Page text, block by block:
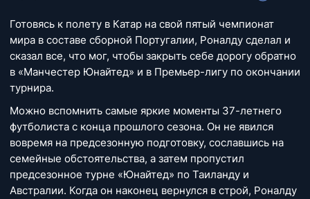
Готовясь к полету в Катар на свой пятый чемпионат
мира в составе сборной Португалии, Роналду сделал и
сказал все, что мог, чтобы закрыть себе дорогу обратно
в «Манчестер Юнайтед» и в Премьер-лигу по окончании
турнира.
Можно вспомнить самые яркие моменты 37-летнего
футболиста с конца прошлого сезона. Он не явился
вовремя на предсезонную подготовку, сославшись на
семейные обстоятельства, а затем пропустил
предсезонное турне «Юнайтед» по Таиланду и
Австралии. Когда он наконец вернулся в строй, Роналду